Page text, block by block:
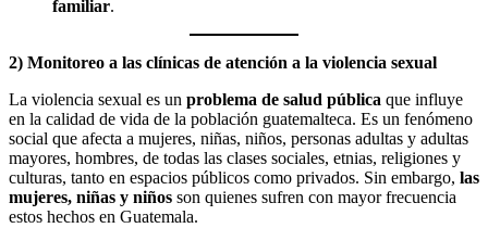
familiar.
2) Monitoreo a las clínicas de atención a la violencia sexual
La violencia sexual es un problema de salud pública que influye
en la calidad de vida de la población guatemalteca. Es un fenómeno
social que afecta a mujeres, niñas, niños, personas adultas y adultas
mayores, hombres, de todas las clases sociales, etnias, religiones y
culturas, tanto en espacios públicos como privados. Sin embargo, las
mujeres, niñas y niños son quienes sufren con mayor frecuencia
estos hechos en Guatemala.